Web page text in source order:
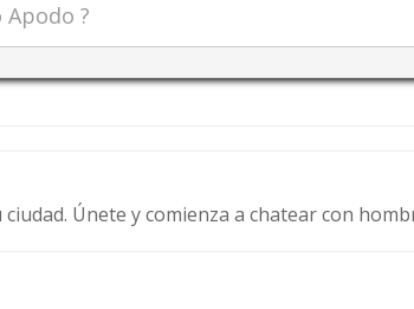
Únete y comienza a chatear con